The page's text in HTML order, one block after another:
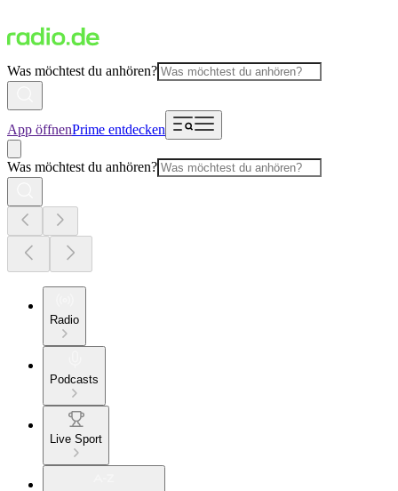
Was möchtest du anhören?
App öffnenPrime entdecken
Was möchtest du anhören?
Radio
Podcasts
Live Sport